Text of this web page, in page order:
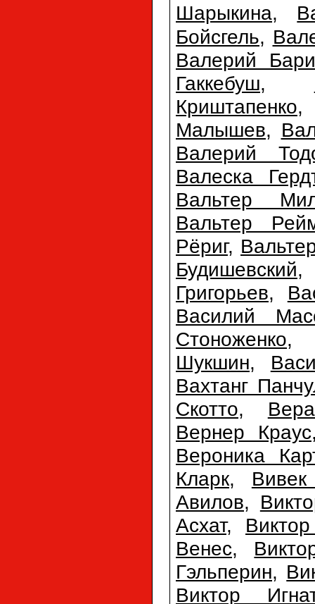
Шарыкина,
Бойсгель,
Валерий
Гаккебуш,
Криштапенко
Малышев,
Валерий
Валеска
Вальтер
Вальтер
Рёриг,
Будишевский
Григорьев,
Василий
Стоноженко
Шукшин,
Вахтанг
Скотто,
Вернер Краус
Вероника
Кларк,
Авилов,
Асхат,
Венес,
Гэльперин,
Виктор